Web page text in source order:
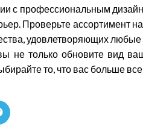
с профессиональным
Проверьте ассортимент на
удовлетворяющих
не только обновите вид
то, что вас больше